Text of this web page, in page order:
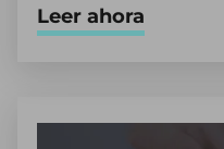
Leer ahora